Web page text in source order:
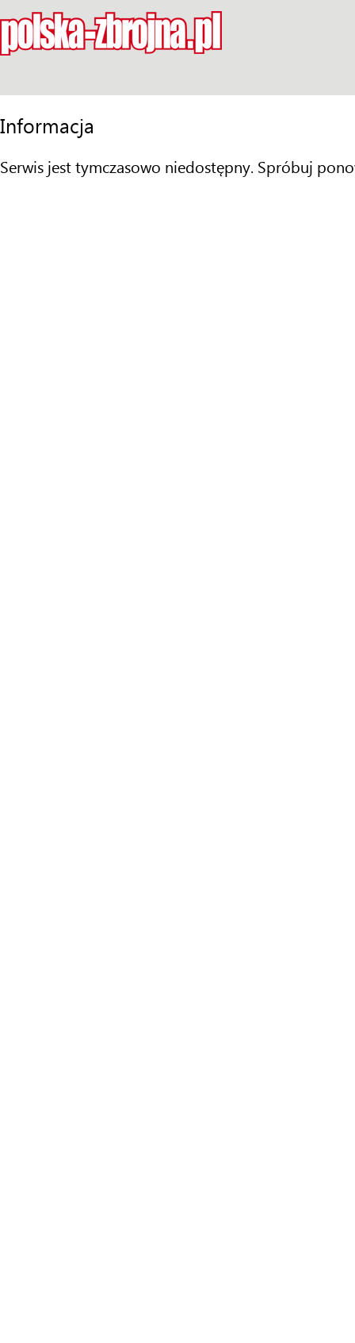
Informacja
Serwis jest tymczasowo niedostępny. Spróbuj